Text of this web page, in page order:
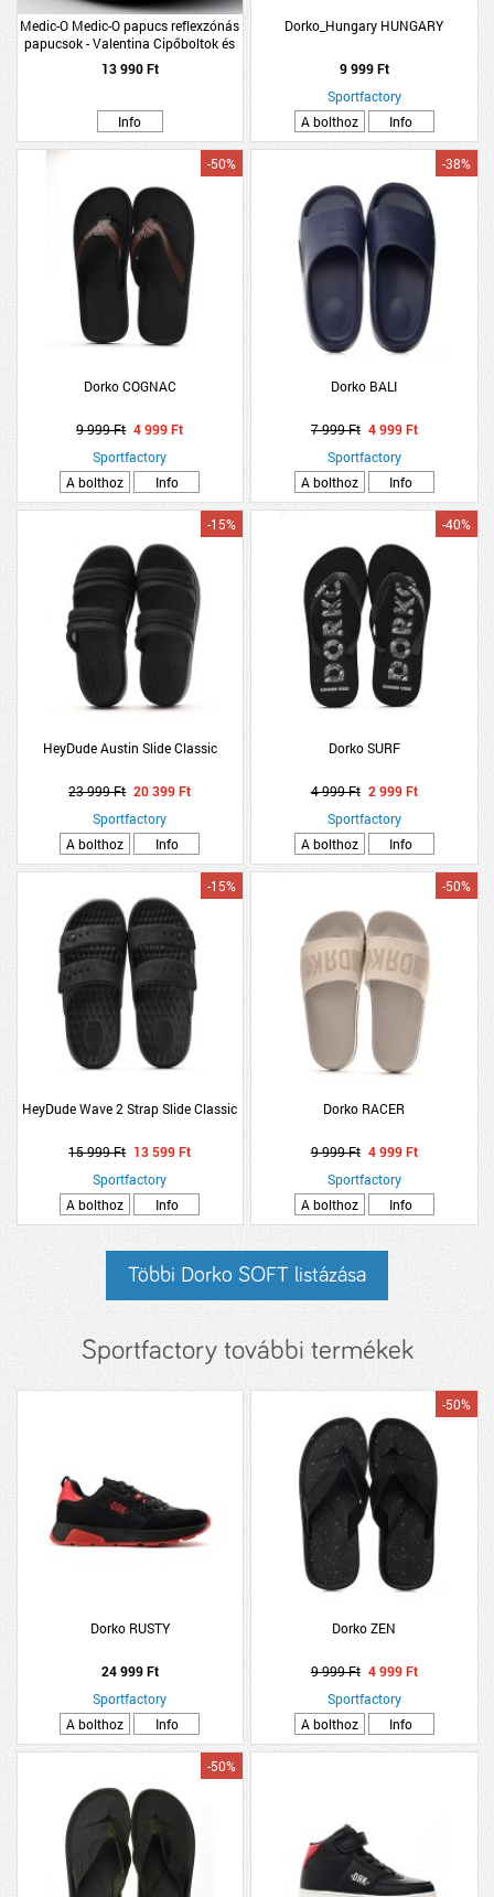
Medic-O Medic-O papucs reflexzónás
papucsok - Valentina Cipőboltok és
Webáruház
13 990 Ft
Info
Dorko_Hungary HUNGARY
9 999 Ft
Sportfactory
A bolthoz
Info
Dorko COGNAC
-50%
9 999 Ft 4 999 Ft
Sportfactory
A bolthoz
Info
Dorko BALI
-38%
7 999 Ft 4 999 Ft
Sportfactory
A bolthoz
Info
HeyDude Austin Slide Classic
-15%
23 999 Ft 20 399 Ft
Sportfactory
A bolthoz
Info
Dorko SURF
-40%
4 999 Ft 2 999 Ft
Sportfactory
A bolthoz
Info
HeyDude Wave 2 Strap Slide Classic
-15%
15 999 Ft 13 599 Ft
Sportfactory
A bolthoz
Info
Dorko RACER
-50%
9 999 Ft 4 999 Ft
Sportfactory
A bolthoz
Info
Többi Dorko SOFT listázása
Sportfactory további termékek
Dorko RUSTY
24 999 Ft
Sportfactory
A bolthoz
Info
Dorko ZEN
-50%
9 999 Ft 4 999 Ft
Sportfactory
A bolthoz
Info
-50%